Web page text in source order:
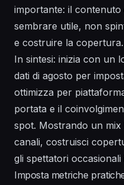
importante: il
sembrare utile, non
e costruire la copertura.
In sintesi: inizia con un
dati di agosto per
ottimizza per
portata e il
spot. Mostrando un
canali, costruisci
gli spettatori occasionali
Imposta metriche